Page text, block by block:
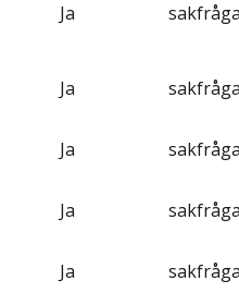
Ja
Ja
Ja
Ja
Ja